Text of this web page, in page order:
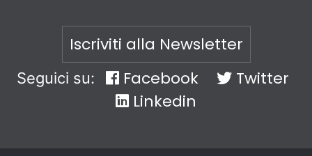
Iscriviti alla Newsletter
Seguici su: Facebook
Twitter
Linkedin